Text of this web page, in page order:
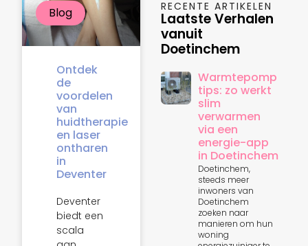
Blog
Ontdek
de
voordelen
van
huidtherapie
en laser
ontharen
in
Deventer
Deventer
biedt een
scala
RECENTE ARTIKELEN
Laatste Verhalen
vanuit
Doetinchem
Warmtepomp
tips: zo werkt
slim
verwarmen
via een
energie-app
in Doetinchem
Doetinchem,
steeds meer
inwoners van
Doetinchem
zoeken naar
manieren om hun
woning